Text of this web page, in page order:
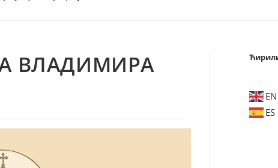
search
ВЛАДИМИРА
EN
ES